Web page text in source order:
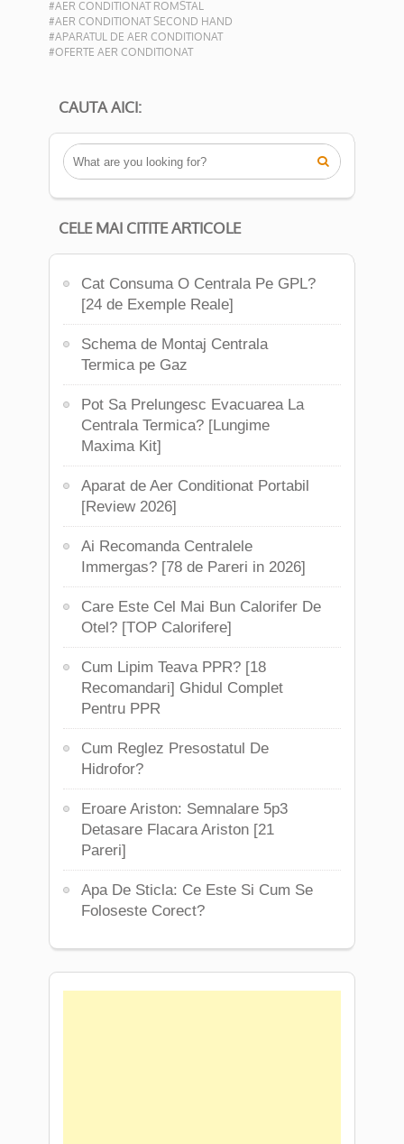
#AER CONDITIONAT ROMSTAL
#AER CONDITIONAT SECOND HAND
#APARATUL DE AER CONDITIONAT
#OFERTE AER CONDITIONAT
CAUTA AICI:

CELE MAI CITITE ARTICOLE
Cat Consuma O Centrala Pe GPL?
[24 de Exemple Reale]
Schema de Montaj Centrala
Termica pe Gaz
Pot Sa Prelungesc Evacuarea La
Centrala Termica? [Lungime
Maxima Kit]
Aparat de Aer Conditionat Portabil
[Review 2026]
Ai Recomanda Centralele
Immergas? [78 de Pareri in 2026]
Care Este Cel Mai Bun Calorifer De
Otel? [TOP Calorifere]
Cum Lipim Teava PPR? [18
Recomandari] Ghidul Complet
Pentru PPR
Cum Reglez Presostatul De
Hidrofor?
Eroare Ariston: Semnalare 5p3
Detasare Flacara Ariston [21
Pareri]
Apa De Sticla: Ce Este Si Cum Se
Foloseste Corect?